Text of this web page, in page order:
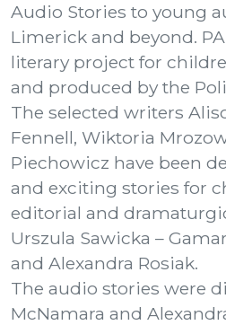
Audio Stories to young
Limerick and beyond.
literary project for
and produced by the
The selected writers
Fennell, Wiktoria
Piechowicz have been
and exciting stories for
editorial and
Urszula Sawicka –
and Alexandra Rosiak.
The audio stories were
McNamara and